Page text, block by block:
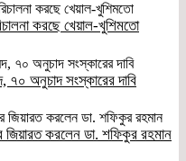
করছে খেয়াল-খুশিমতো
৭০ অনুচাদ সংস্কারের দাবি
জিয়ারত করলেন ডা. শফিকুর রহমান